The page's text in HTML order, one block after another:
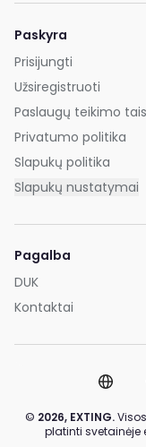
Paskyra
Prisijungti
Užsiregistruoti
Paslaugų teikimo
Privatumo politika
Slapukų politika
Slapukų nustatymai
Pagalba
DUK
Kontaktai
© 2026, EXTING.
platinti svetainėje